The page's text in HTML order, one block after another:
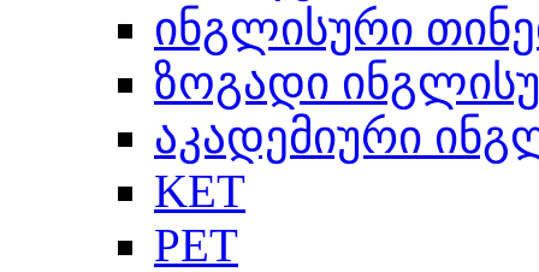
ინგლისური
ზოგადი
აკადემიური
KET
PET